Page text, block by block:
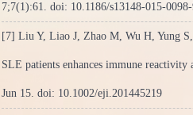
7;7(1):61. doi: 10.1186/s13148-015-
[7] Liu Y, Liao J, Zhao M, Wu H, Yung
SLE patients enhances immune
Jun 15. doi: 10.1002/eji.201445219